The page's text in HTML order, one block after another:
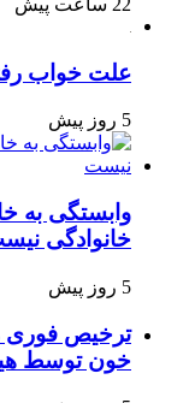
22 ساعت پیش
علت خواب
5 روز پیش
وابستگی به
خانوادگی
5 روز پیش
ترخیص فوری
خون توسط